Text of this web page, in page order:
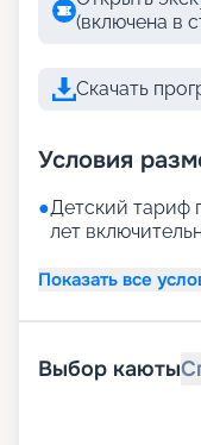
(включена в
Скачать
Условия
●Детский тариф
лет
Показать все
Выбор каюты